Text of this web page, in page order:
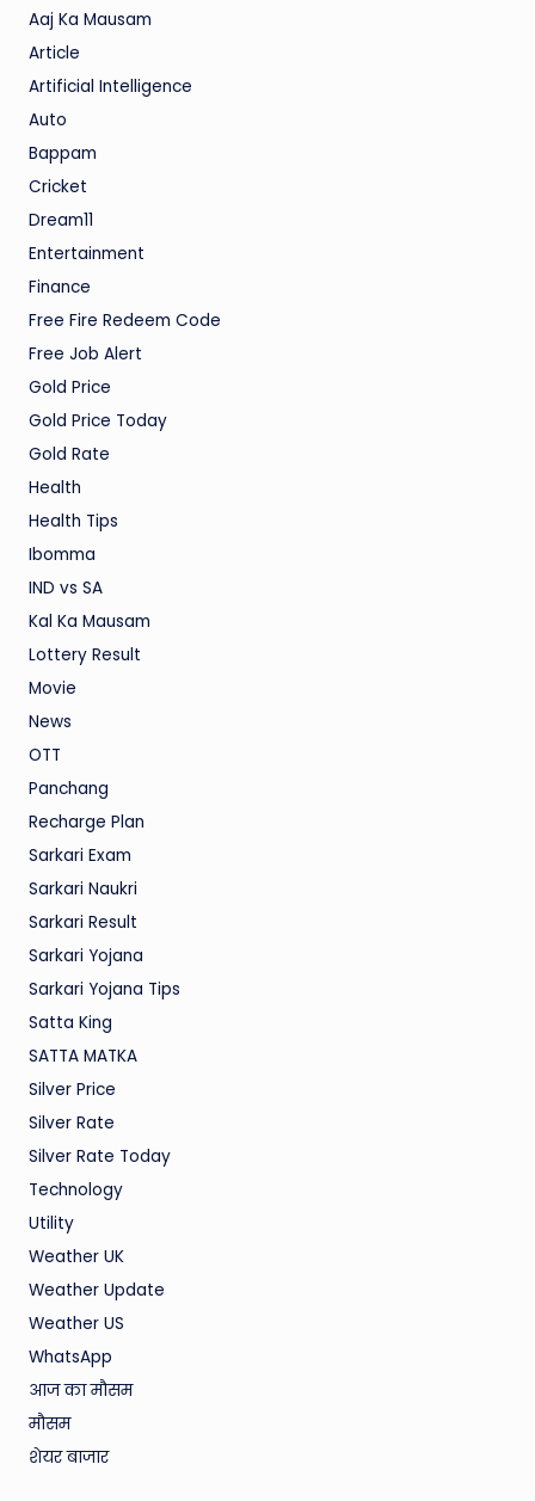
Aaj Ka Mausam
Article
Artificial Intelligence
Auto
Bappam
Cricket
Dream11
Entertainment
Finance
Free Fire Redeem Code
Free Job Alert
Gold Price
Gold Price Today
Gold Rate
Health
Health Tips
Ibomma
IND vs SA
Kal Ka Mausam
Lottery Result
Movie
News
OTT
Panchang
Recharge Plan
Sarkari Exam
Sarkari Naukri
Sarkari Result
Sarkari Yojana
Sarkari Yojana Tips
Satta King
SATTA MATKA
Silver Price
Silver Rate
Silver Rate Today
Technology
Utility
Weather UK
Weather Update
Weather US
WhatsApp
आज का मौसम
मौसम
शेयर बाजार